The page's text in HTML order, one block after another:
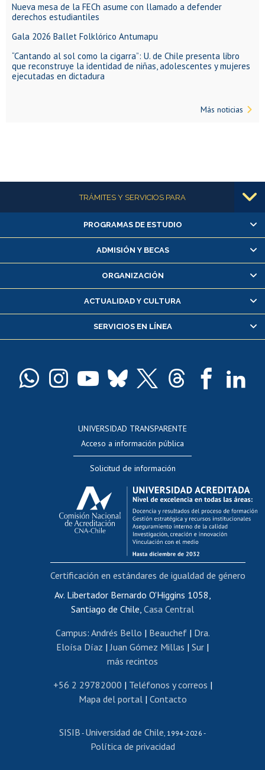
Nueva mesa de la FECh asume con llamado a defender
derechos estudiantiles
Gala 2026 Ballet Folklórico Antumapu
“Cantando al sol como la cigarra”: U. de Chile presenta libro
que reconstruye la identidad de niñas, adolescentes y mujeres
ejecutadas en dictadura
Más noticias
Más informaciónTRÁMITES Y SERVICIOS PARA
Alumnas/os y exalumnas/os
Matrícula en línea
Inscripción y cambio de asignaturas
Consulta y certificado de notas
Servicio médico y dental
Pago de arancel y crédito alumnos
Docentes
Evaluación docente
Calificación académica
Postulación al AUCAI
Funcionarias/os
Cursos internos de capacitación
Bienestar del personal
Portal de movilidad interna
Certificado de renta
Certificado de renta honorarios
Editar páginas blancas
Extranjeras/os
Revalidación y reconocimiento de títulos
Postulación al Programa de Movilidad Estudiantil
Cursos de español
PROGRAMAS DE ESTUDIO
ADMISIÓN Y BECAS
ORGANIZACIÓN
ACTUALIDAD Y CULTURA
SERVICIOS EN LÍNEA
UNIVERSIDAD TRANSPARENTE
Acceso a información pública
Solicitud de información
Av. Libertador Bernardo O'Higgins 1058,
Santiago de Chile, Casa Central
Campus: Andrés Bello | Beauchef| Dra.
Eloísa Díaz |Juan Gómez Millas | Sur |
más recintos
+56 2 29782000 | Teléfonos y correos |
Mapa del portal| Contacto
SISIB - Universidad de Chile, 1994-2026 -
Política de privacidad
Certificación en estándares de igualdad de género